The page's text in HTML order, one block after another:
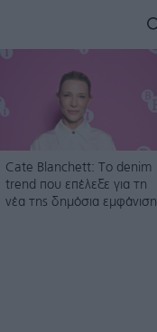
Cate Blanchett: Το denim
trend που επέλεξε για τη
νέα της δημόσια εμφάνιση